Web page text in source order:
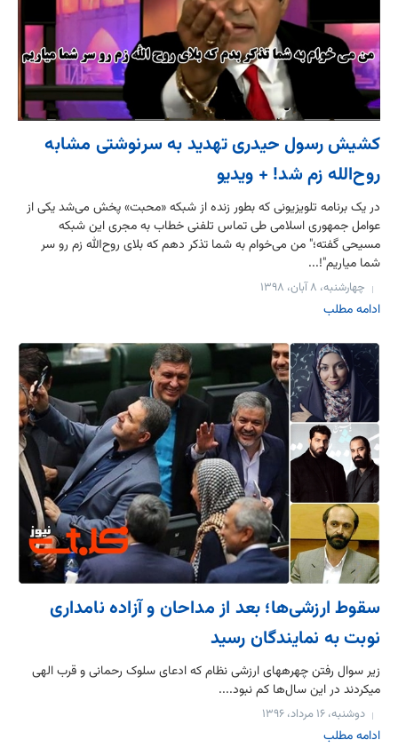
کشیش رسول حیدری تهدید به سرنوشتی مشابه
روح‌‌الله زم شد! + ویدیو
در یک برنامه تلویزیونی که بطور زنده از شبکه «محبت» پخش می‌‌شد یکی از
عوامل جمهوری اسلامی طی تماس تلفنی خطاب به مجری این شبکه
مسیحی گفته؛" من می‌خوام به شما تذکر دهم که بلای روح‌‌الله زم رو سر
شما میاریم"!...
چهارشنبه، ۸ آبان، ۱۳۹۸
ادامه مطلب
سقوط ارزشی‌ها؛ بعد از مداحان و آزاده نامداری
نوبت به نمایندگان رسید
زیر سوال رفتن چهره‎های ارزشی نظام که ادعای سلوک رحمانی و قرب الهی
می‎کردند در این سال‌ها کم نبود....
دوشنبه، ۱۶ مرداد، ۱۳۹۶
ادامه مطلب